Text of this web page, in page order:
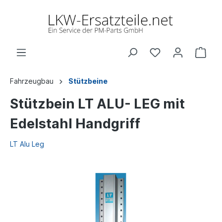
Fahrzeugbau Stützbeine
Stützbein LT ALU- LEG mit
Edelstahl Handgriff
LT Alu Leg